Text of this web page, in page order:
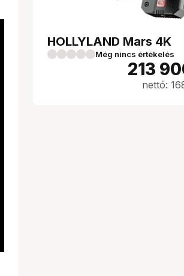
HOLLYLAND Mars 4K
Még nincs értékelés
213
nettó: